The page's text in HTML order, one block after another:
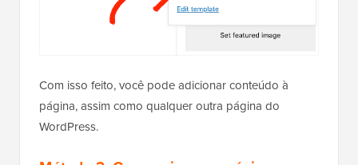
Com isso feito, você pode adicionar conteúdo à
página, assim como qualquer outra página do
WordPress.